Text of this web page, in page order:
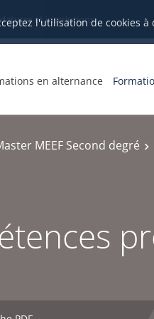
l'utilisation de cookies
et inscriptions
en alternance
MEEF Second degré